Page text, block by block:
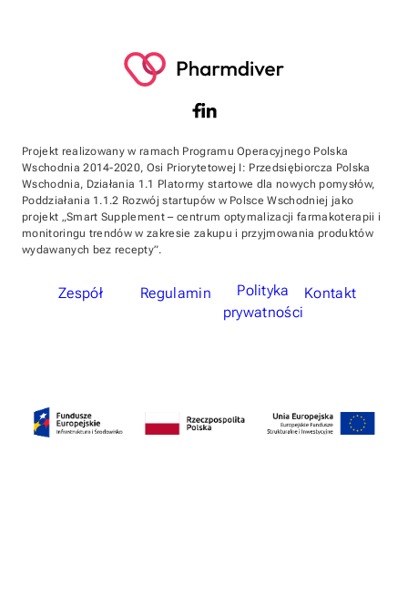
Projekt realizowany w ramach Programu Operacyjnego Polska
Wschodnia 2014-2020, Osi Priorytetowej I: Przedsiębiorcza Polska
Wschodnia, Działania 1.1 Platormy startowe dla nowych pomysłów,
Poddziałania 1.1.2 Rozwój startupów w Polsce Wschodniej jako
projekt „Smart Supplement – centrum optymalizacji farmakoterapii i
monitoringu trendów w zakresie zakupu i przyjmowania produktów
wydawanych bez recepty”.
Zespół Regulamin
Polityka
prywatności
Kontakt